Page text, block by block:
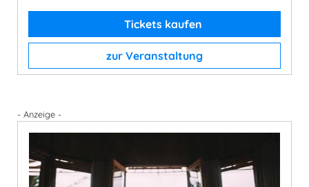
Tickets kaufen
zur Veranstaltung
- Anzeige -